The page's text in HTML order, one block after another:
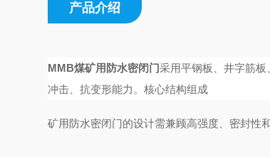
产品介绍
MMB煤矿用防水密闭门采用平钢板、井字筋
冲击、抗变形能力。核心结构组成
矿用防水密闭门的设计需兼顾高强度、密封性